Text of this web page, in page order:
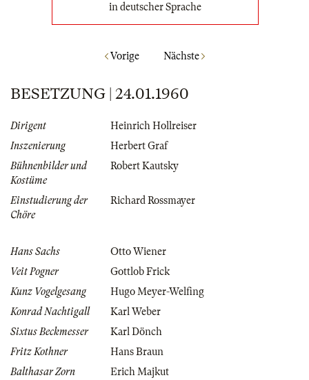
in deutscher Sprache
Vorige Nächste
BESETZUNG | 24.01.1960
Dirigent
Heinrich Hollreiser
Inszenierung
Herbert Graf
Bühnenbilder und
Kostüme
Robert Kautsky
Einstudierung der
Chöre
Richard Rossmayer
Hans Sachs
Otto Wiener
Veit Pogner
Gottlob Frick
Kunz Vogelgesang
Hugo Meyer-Welfing
Konrad Nachtigall
Karl Weber
Sixtus Beckmesser
Karl Dönch
Fritz Kothner
Hans Braun
Balthasar Zorn
Erich Majkut